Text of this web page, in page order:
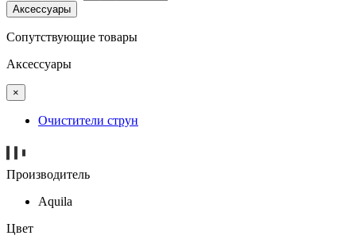
Аксессуары
Сопутствующие товары
Аксессуары
×
Очистители струн
Производитель
Aquila
Цвет